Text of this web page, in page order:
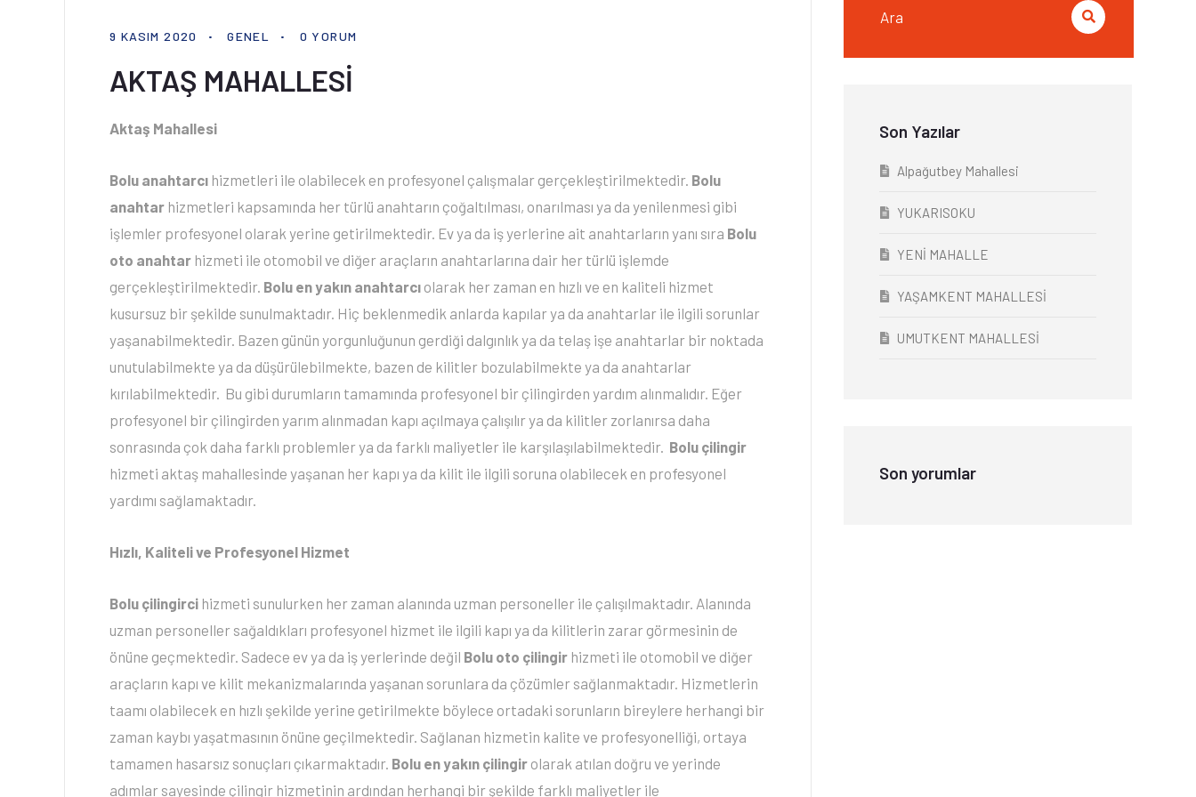
9 KASIM 2020 GENEL 0 YORUM
AKTAŞ MAHALLESİ
Aktaş Mahallesi
Bolu anahtarcı hizmetleri ile olabilecek en profesyonel çalışmalar gerçekleştirilmektedir. Bolu
anahtar hizmetleri kapsamında her türlü anahtarın çoğaltılması, onarılması ya da yenilenmesi gibi
işlemler profesyonel olarak yerine getirilmektedir. Ev ya da iş yerlerine ait anahtarların yanı sıra Bolu
oto anahtar hizmeti ile otomobil ve diğer araçların anahtarlarına dair her türlü işlemde
gerçekleştirilmektedir. Bolu en yakın anahtarcı olarak her zaman en hızlı ve en kaliteli hizmet
kusursuz bir şekilde sunulmaktadır. Hiç beklenmedik anlarda kapılar ya da anahtarlar ile ilgili sorunlar
yaşanabilmektedir. Bazen günün yorgunluğunun gerdiği dalgınlık ya da telaş işe anahtarlar bir noktada
unutulabilmekte ya da düşürülebilmekte, bazen de kilitler bozulabilmekte ya da anahtarlar
kırılabilmektedir. Bu gibi durumların tamamında profesyonel bir çilingirden yardım alınmalıdır. Eğer
profesyonel bir çilingirden yarım alınmadan kapı açılmaya çalışılır ya da kilitler zorlanırsa daha
sonrasında çok daha farklı problemler ya da farklı maliyetler ile karşılaşılabilmektedir. Bolu çilingir
hizmeti aktaş mahallesinde yaşanan her kapı ya da kilit ile ilgili soruna olabilecek en profesyonel
yardımı sağlamaktadır.
Hızlı, Kaliteli ve Profesyonel Hizmet
Bolu çilingirci hizmeti sunulurken her zaman alanında uzman personeller ile çalışılmaktadır. Alanında
uzman personeller sağaldıkları profesyonel hizmet ile ilgili kapı ya da kilitlerin zarar görmesinin de
önüne geçmektedir. Sadece ev ya da iş yerlerinde değil Bolu oto çilingir hizmeti ile otomobil ve diğer
araçların kapı ve kilit mekanizmalarında yaşanan sorunlara da çözümler sağlanmaktadır. Hizmetlerin
taamı olabilecek en hızlı şekilde yerine getirilmekte böylece ortadaki sorunların bireylere herhangi bir
zaman kaybı yaşatmasının önüne geçilmektedir. Sağlanan hizmetin kalite ve profesyonelliği, ortaya
tamamen hasarsız sonuçları çıkarmaktadır. Bolu en yakın çilingir olarak atılan doğru ve yerinde
adımlar sayesinde çilingir hizmetinin ardından herhangi bir şekilde farklı maliyetler ile
Son Yazılar
Alpağutbey Mahallesi
YUKARISOKU
YENİ MAHALLE
YAŞAMKENT MAHALLESİ
UMUTKENT MAHALLESİ
Son yorumlar